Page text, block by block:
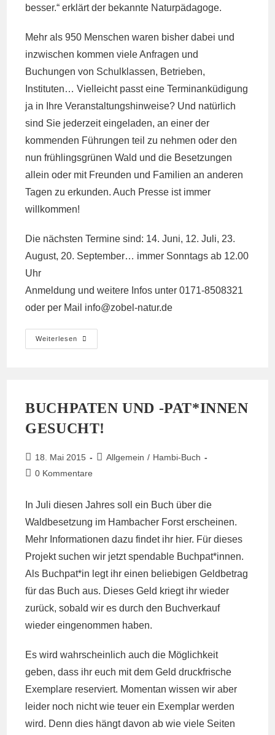
besser.“ erklärt der bekannte Naturpädagoge.
Mehr als 950 Menschen waren bisher dabei und
inzwischen kommen viele Anfragen und
Buchungen von Schulklassen, Betrieben,
Instituten… Vielleicht passt eine Terminanküdigung
ja in Ihre Veranstaltungshinweise? Und natürlich
sind Sie jederzeit eingeladen, an einer der
kommenden Führungen teil zu nehmen oder den
nun frühlingsgrünen Wald und die Besetzungen
allein oder mit Freunden und Familien an anderen
Tagen zu erkunden. Auch Presse ist immer
willkommen!
Die nächsten Termine sind: 14. Juni, 12. Juli, 23.
August, 20. September… immer Sonntags ab 12.00
Uhr
Anmeldung und weitere Infos unter 0171-8508321
oder per Mail info@zobel-natur.de
Weiterlesen
Zobel-
Waldspaziergänge
BUCHPATEN UND -PAT*INNEN
GESUCHT!
Beitrag
veröffentlicht:
18. Mai 2015
Beitrags-
Allgemein / Hambi-Buch
Beitrags-
0 Kommentare
In Juli diesen Jahres soll ein Buch über die
Waldbesetzung im Hambacher Forst erscheinen.
Mehr Informationen dazu findet ihr hier. Für dieses
Projekt suchen wir jetzt spendable Buchpat*innen.
Als Buchpat*in legt ihr einen beliebigen Geldbetrag
für das Buch aus. Dieses Geld kriegt ihr wieder
zurück, sobald wir es durch den Buchverkauf
wieder eingenommen haben.
Es wird wahrscheinlich auch die Möglichkeit
geben, dass ihr euch mit dem Geld druckfrische
Exemplare reserviert. Momentan wissen wir aber
leider noch nicht wie teuer ein Exemplar werden
wird. Denn dies hängt davon ab wie viele Seiten